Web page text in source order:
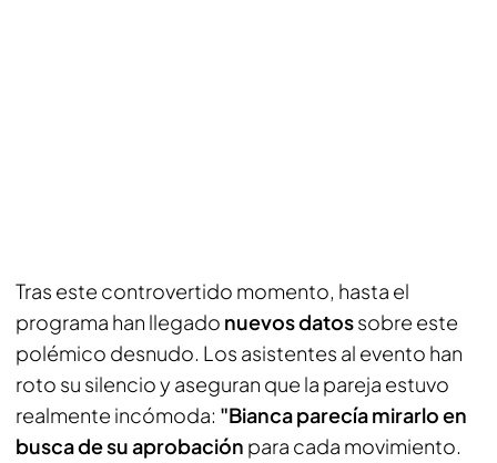
Tras este controvertido momento, hasta el
programa han llegado nuevos datossobre este
polémico desnudo. Los asistentes al evento han
roto su silencio y aseguran que la pareja estuvo
realmente incómoda: "Bianca parecía mirarlo en
busca de su aprobación para cada movimiento.